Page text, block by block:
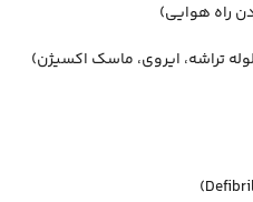
راه هوایی)
تراشه، ایروی، ماسک اکسیژن)